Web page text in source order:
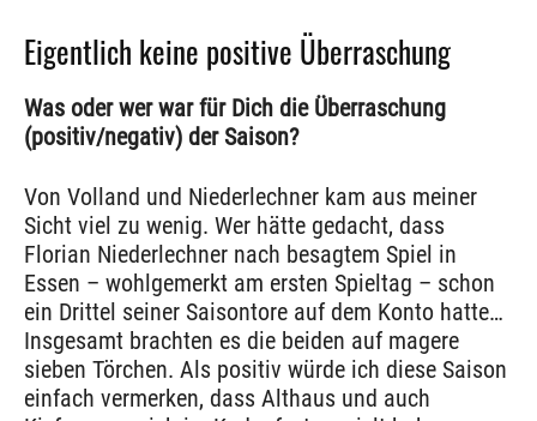
Eigentlich keine positive Überraschung
Was oder wer war für Dich die Überraschung
(positiv/negativ) der Saison?
Von Volland und Niederlechner kam aus meiner
Sicht viel zu wenig. Wer hätte gedacht, dass
Florian Niederlechner nach besagtem Spiel in
Essen – wohlgemerkt am ersten Spieltag – schon
ein Drittel seiner Saisontore auf dem Konto hatte…
Insgesamt brachten es die beiden auf magere
sieben Törchen. Als positiv würde ich diese Saison
einfach vermerken, dass Althaus und auch